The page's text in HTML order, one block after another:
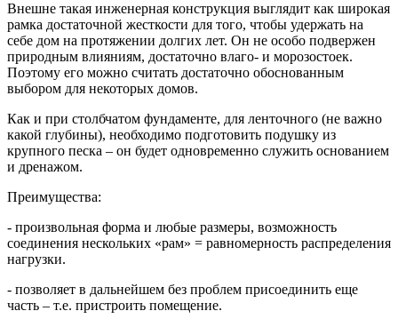
Внешне такая инженерная конструкция выглядит как широкая
рамка достаточной жесткости для того, чтобы удержать на
себе дом на протяжении долгих лет. Он не особо подвержен
природным влияниям, достаточно влаго- и морозостоек.
Поэтому его можно считать достаточно обоснованным
выбором для некоторых домов.
Как и при столбчатом фундаменте, для ленточного (не важно
какой глубины), необходимо подготовить подушку из
крупного песка – он будет одновременно служить основанием
и дренажом.
Преимущества:
- произвольная форма и любые размеры, возможность
соединения нескольких «рам» = равномерность распределения
нагрузки.
- позволяет в дальнейшем без проблем присоединить еще
часть – т.е. пристроить помещение.